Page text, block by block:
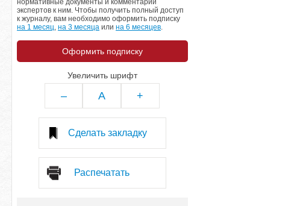
законы и указы
фонд России
общей юрисдикции
нормативные документы и комментарии
экспертов к ним. Чтобы получить полный доступ
к журналу, вам необходимо оформить подписку
на 1 месяц, на 3 месяца или на 6 месяцев.
Оформить подписку
Увеличить шрифт
– A +
Сделать закладку
Распечатать